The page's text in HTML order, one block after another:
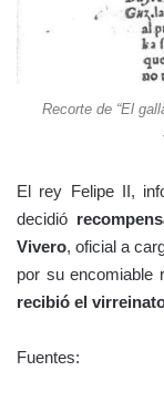
Recorte de “El
El rey Felipe II,
decidió
Vivero, oficial a
por su encomiable
recibió el
Fuentes: